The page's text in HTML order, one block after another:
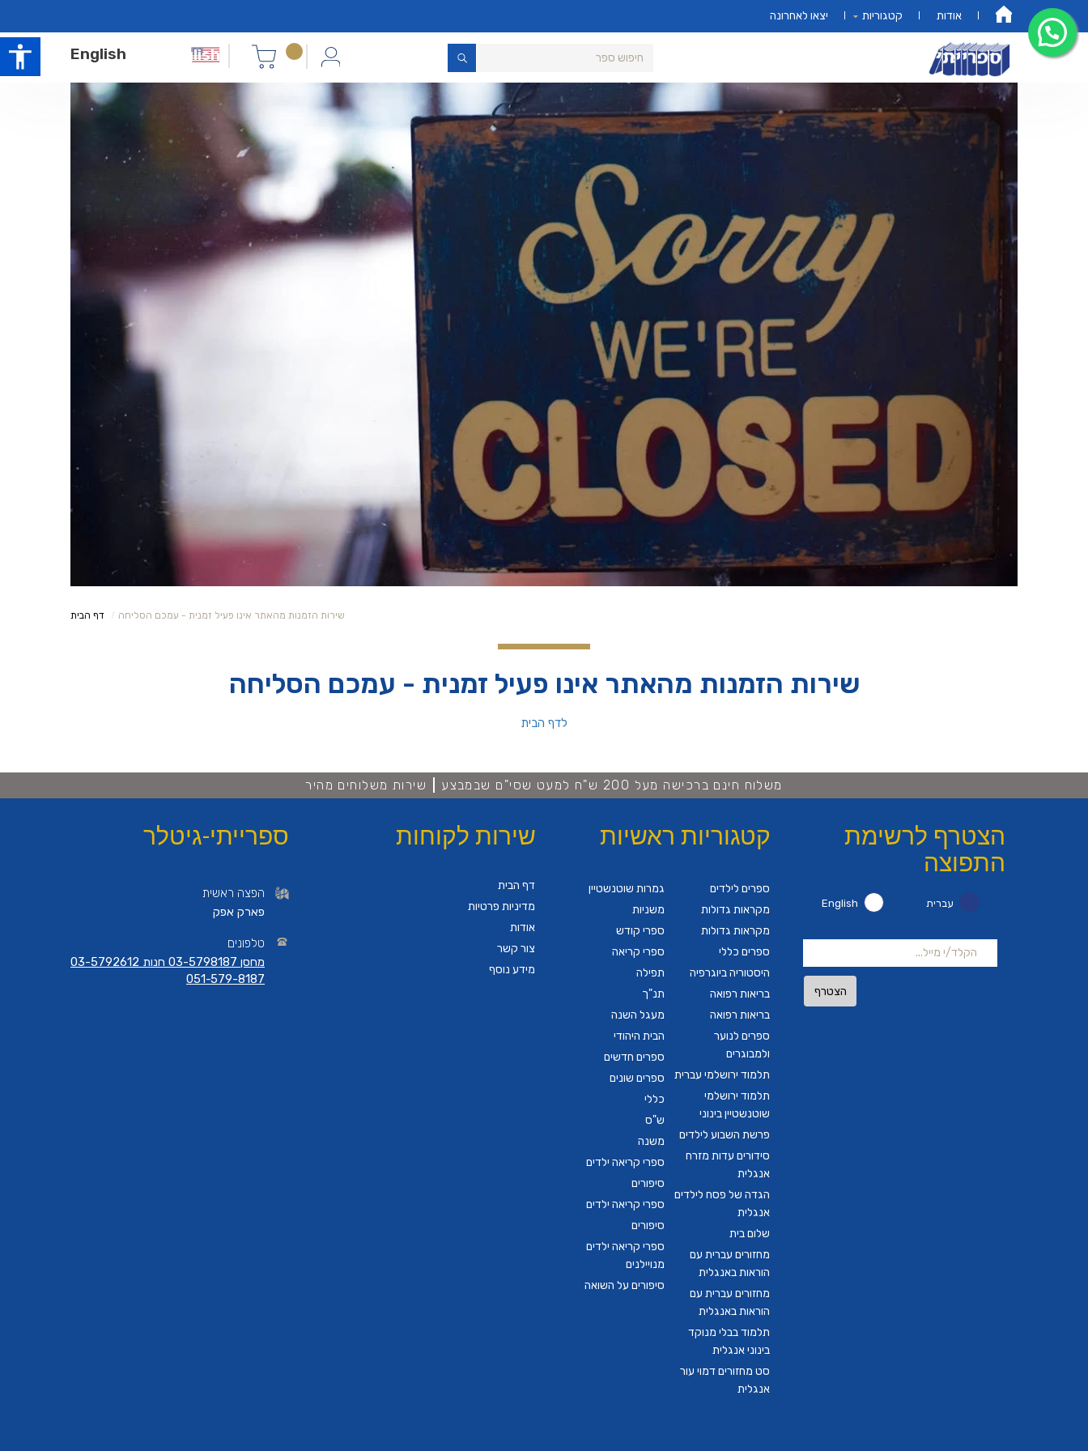
אודות קטגוריות יצאו לאחרונה
English
דף הבית שירות הזמנות מהאתר אינו פעיל זמנית - עמכם הסליחה
שירות הזמנות מהאתר אינו פעיל זמנית - עמכם הסליחה
לדף הבית
משלוח חינם ברכישה מעל 200 ש"ח למעט שסי"ם שבמבצע שירות משלוחים מהיר
ספרייתי-גיטלר
הפצה ראשית
פארק אפק
טלפונים
מחסן 03-5798187 חנות 03-5792612
051-579-8187
הצטרף לרשימת
התפוצה
עברית English
הצטרף
קטגוריות ראשיות
גמרות שוטנשטיין
משניות
ספרי קודש
ספרי קריאה
תפילה
תנ"ך
מעגל השנה
הבית היהודי
ספרים חדשים
ספרים שונים
כללי
ש"ס
משנה
ספרי קריאה ילדים
סיפורים
ספרי קריאה ילדים
סיפורים
ספרי קריאה ילדים
מנויילנים
סיפורים על השואה
ספרים לילדים
מקראות גדולות
מקראות גדולות
ספרים כללי
היסטוריה ביוגרפיה
בריאות רפואה
בריאות רפואה
ספרים לנוער
ולמבוגרים
תלמוד ירושלמי עברית
תלמוד ירושלמי
שוטנשטיין בינוני
פרשת השבוע לילדים
סידורים עדות מזרח
אנגלית
הגדה של פסח לילדים
אנגלית
שלום בית
מחזורים עברית עם
הוראות באנגלית
מחזורים עברית עם
הוראות באנגלית
תלמוד בבלי מנוקד
בינוני אנגלית
סט מחזורים דמוי עור
אנגלית
שירות לקוחות
דף הבית
מדיניות פרטיות
אודות
צור קשר
מידע נוסף